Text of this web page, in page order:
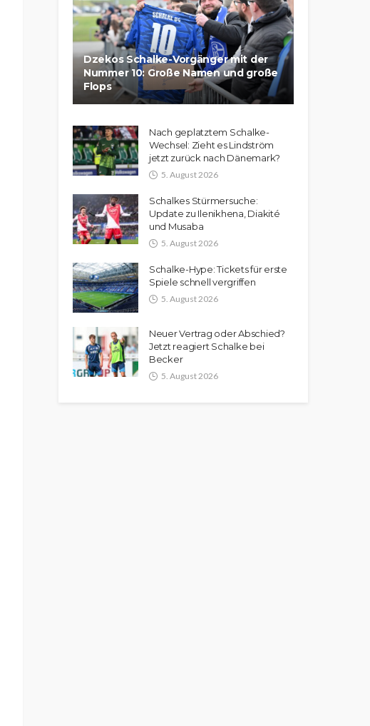
Dzekos Schalke-Vorgänger mit der
Nummer 10: Große Namen und große
Flops
Nach geplatztem Schalke-
Wechsel: Zieht es Lindström
jetzt zurück nach Dänemark?
5. August 2026
Schalkes Stürmersuche:
Update zu Ilenikhena, Diakité
und Musaba
5. August 2026
Schalke-Hype: Tickets für erste
Spiele schnell vergriffen
5. August 2026
Neuer Vertrag oder Abschied?
Jetzt reagiert Schalke bei
Becker
5. August 2026